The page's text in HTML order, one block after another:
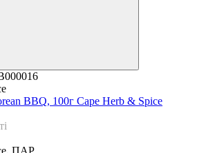
BBQ, 100г Cape Herb & Spice
ПАР